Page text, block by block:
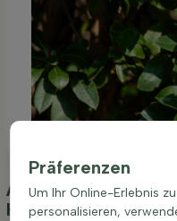
Anpflanzung und
Hochstamm 10/12
Präferenzen
Um Ihr Online-Erlebnis
personalisieren,